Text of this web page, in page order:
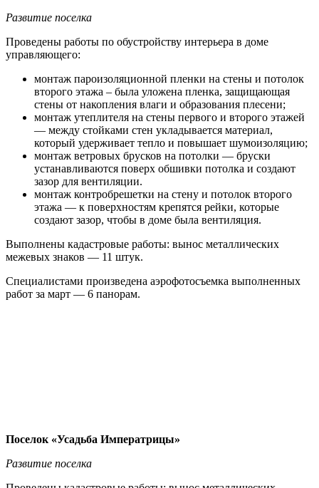
Развитие поселка
Проведены работы по обустройству интерьера в доме
управляющего:
монтаж пароизоляционной пленки на стены и потолок
второго этажа – была уложена пленка, защищающая
стены от накопления влаги и образования плесени;
монтаж утеплителя на стены первого и второго этажей
— между стойками стен укладывается материал,
который удерживает тепло и повышает шумоизоляцию;
монтаж ветровых брусков на потолки — бруски
устанавливаются поверх обшивки потолка и создают
зазор для вентиляции.
монтаж контробрешетки на стену и потолок второго
этажа — к поверхностям крепятся рейки, которые
создают зазор, чтобы в доме была вентиляция.
Выполнены кадастровые работы: вынос металлических
межевых знаков — 11 штук.
Специалистами произведена аэрофотосъемка выполненных
работ за март — 6 панорам.
Поселок «Усадьба Императрицы»
Развитие поселка